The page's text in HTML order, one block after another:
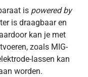
is powered by
is draagbaar en
kan je met
zoals MIG-
lassen kan
worden.